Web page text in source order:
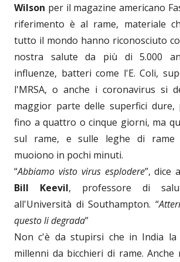
Wilson per il magazine americano
riferimento è al rame, materiale
tutto il mondo hanno riconosciuto
nostra salute da più di 5.000
influenze, batteri come l'E. Coli,
l'MRSA, o anche i coronavirus si
maggior parte delle superfici dure,
fino a quattro o cinque giorni, ma
sul rame, e sulle leghe di rame
muoiono in pochi minuti.
“Abbiamo visto virus esplodere”, dice
Bill Keevil, professore di
all'Università di Southampton. “
questo li degrada”
Non c'è da stupirsi che in India la
millenni da bicchieri di rame.